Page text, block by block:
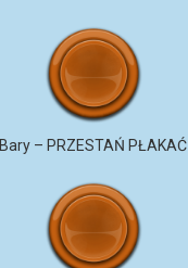
Bary – PRZESTAŃ PŁAKAĆ